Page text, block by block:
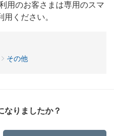
用のお客さまは専用のスマ
ください。
その他
なりましたか？